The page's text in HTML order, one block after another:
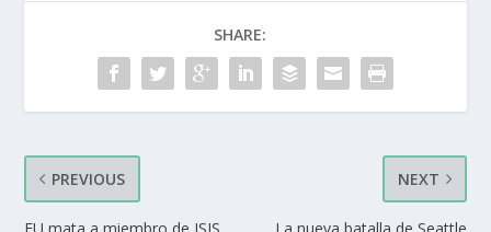
SHARE:
PREVIOUS NEXT